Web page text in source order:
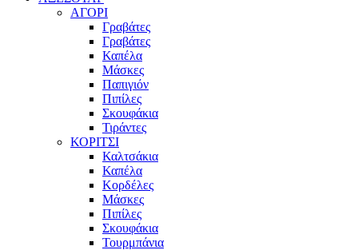
ΑΓΟΡΙ
Γραβάτες
Γραβάτες
Καπέλα
Μάσκες
Παπιγιόν
Πιπίλες
Σκουφάκια
Τιράντες
ΚΟΡΙΤΣΙ
Καλτσάκια
Καπέλα
Κορδέλες
Μάσκες
Πιπίλες
Σκουφάκια
Τουρμπάνια